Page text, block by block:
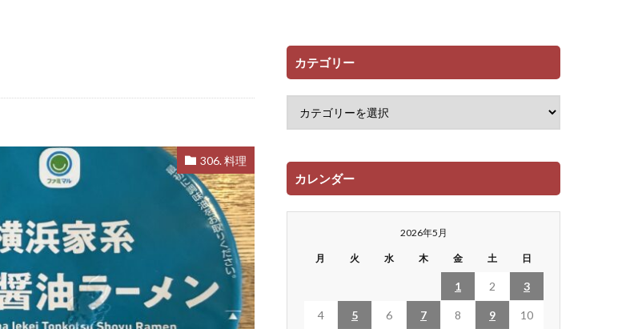
306. 料理
カテゴリー
カレンダー
2026年5月
月 火 水 木 金 土 日
1 2 3
4 5 6 7 8 9 10